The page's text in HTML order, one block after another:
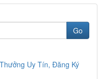
Go
Uy Tín, Đăng Ký